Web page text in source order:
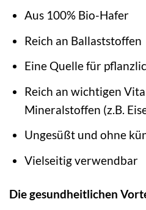
Aus 100% Bio-Hafer
Reich an Ballaststoffen
Eine Quelle für
Reich an wichtigen
Mineralstoffen (z.B.
Ungesüßt und ohne
Vielseitig verwendbar
Die gesundheitlichen